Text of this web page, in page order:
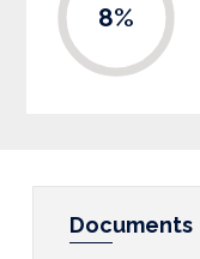
8%
Documents